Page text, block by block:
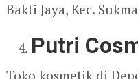
Bakti Jaya, Kec.
Putri
Toko kosmetik di